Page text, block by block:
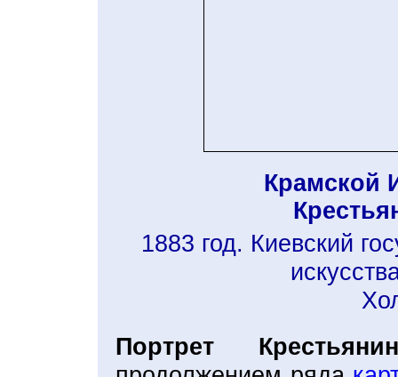
Крамской
1883 год. Киевский
Портрет